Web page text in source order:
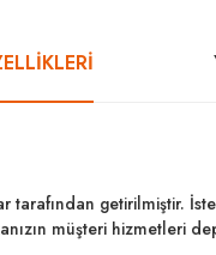
tarafından getirilmiştir.
müşteri hizmetleri